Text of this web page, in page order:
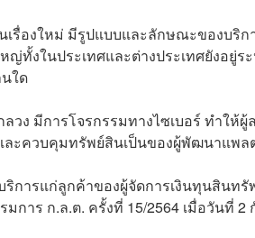
เรื่องใหม่ มีรูปแบบและลักษณะของบริ
ทั้งในประเทศและต่างประเทศยังอยู่ร
ใด
ง มีการโจรกรรมทางไซเบอร์ ทำให้ผู้
ะควบคุมทรัพย์สินเป็นของผู้พัฒนาแพล
การแก่ลูกค้าของผู้จัดการเงินทุนสินท
าร ก.ล.ต. ครั้งที่ 15/2564 เมื่อวันที่ 2